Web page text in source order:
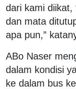
dari kami diikat,
dan mata
apa pun,”
ABo Naser
dalam kondisi
ke dalam bus